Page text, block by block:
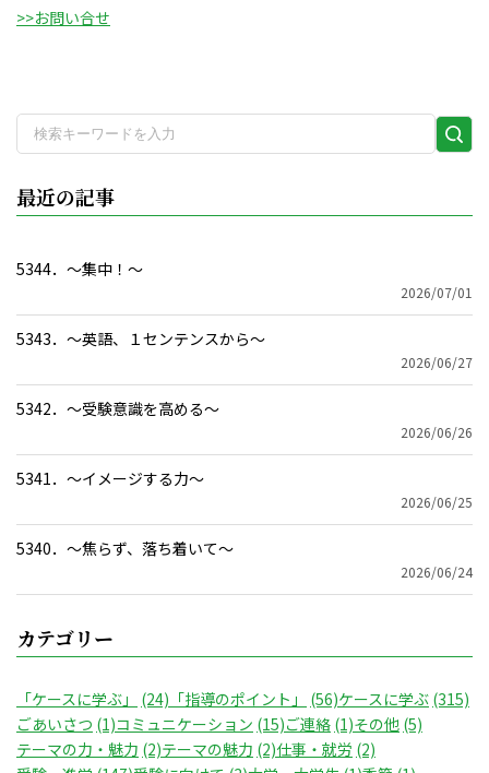
>>お問い合せ
検
最近の記事
5344．～集中！〜
2026/07/01
5343．～英語、１センテンスから〜
2026/06/27
5342．～受験意識を高める〜
2026/06/26
5341．～イメージする力〜
2026/06/25
5340．～焦らず、落ち着いて〜
2026/06/24
カテゴリー
「ケースに学ぶ」 (24) 「指導のポイント」 (56)ケースに学ぶ (315)
ごあいさつ (1)コミュニケーション (15)ご連絡 (1)その他 (5)
テーマの力・魅力 (2)テーマの魅力 (2)仕事・就労 (2)